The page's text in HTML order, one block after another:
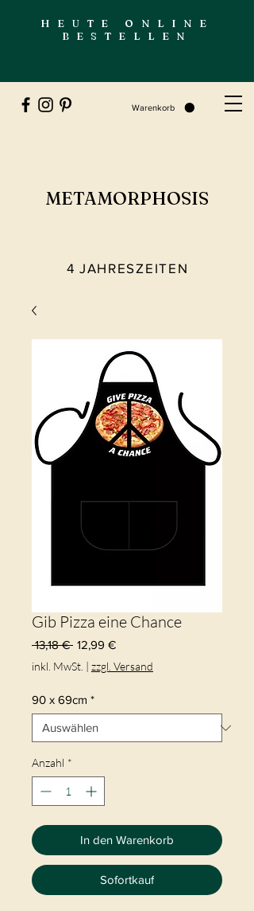
HEUTE ONLINE
BESTELLEN
Warenkorb
METAMORPHOSIS
4 JAHRESZEITEN
Gib Pizza eine Chance
13,18 € Standardpreis
12,99 €Sale-
inkl. MwSt. | zzgl. Versand
90 x 69cm *
Anzahl *
In den Warenkorb
Sofortkauf